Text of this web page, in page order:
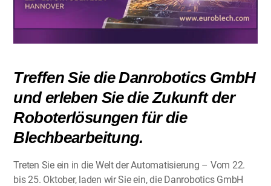
Treffen Sie die Danrobotics GmbH
und erleben Sie die Zukunft der
Roboterlösungen für die
Blechbearbeitung.
Treten Sie ein in die Welt der Automatisierung – Vom 22.
bis 25. Oktober, laden wir Sie ein, die Danrobotics GmbH